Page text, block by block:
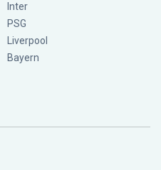
Inter
PSG
Liverpool
Bayern